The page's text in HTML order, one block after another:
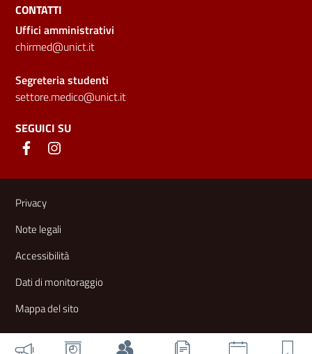
CONTATTI
Uffici amministrativi
chirmed@unict.it
Segreteria studenti
settore.medico@unict.it
SEGUICI SU
Link e informazioni utili
Privacy
Note legali
Accessibilità
Dati di monitoraggio
Mappa del sito